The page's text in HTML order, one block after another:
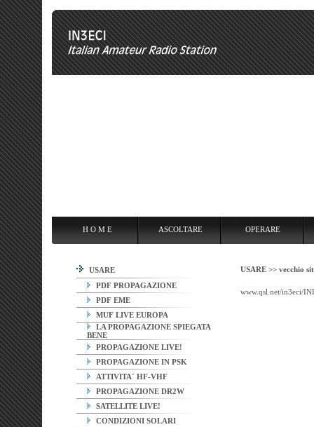
USARE
PDF PROPAGAZIONE
PDF EME
MUF LIVE EUROPA
LA PROPAGAZIONE SPIEGATA
BENE
PROPAGAZIONE LIVE!
PROPAGAZIONE IN PSK
ATTIVITA´ HF-VHF
PROPAGAZIONE DR2W
SATELLITE LIVE!
CONDIZIONI SOLARI
USARE >> vecchio
www.qsl.net/in3eci/
H O M E ASCOLTARE OPERARE